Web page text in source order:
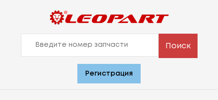
Поиск
Регистрация